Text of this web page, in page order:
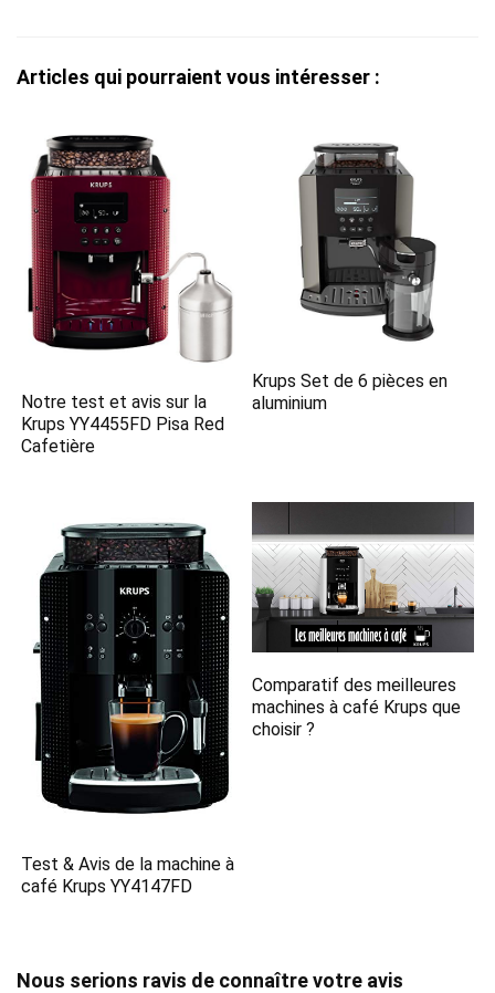
Articles qui pourraient vous intéresser :
Notre test et avis sur la
Krups YY4455FD Pisa Red
Cafetière
Krups Set de 6 pièces en
aluminium
Test & Avis de la machine à
café Krups YY4147FD
Comparatif des meilleures
machines à café Krups que
choisir ?
Nous serions ravis de connaître votre avis